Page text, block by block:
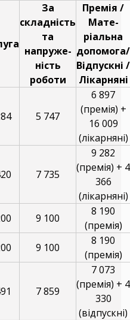
За
складність
та
напруже-
ність
роботи
Премія /
Мате-
ріальна
допомога/
Відпускні /
Лікарняні
5 747
6 897
(премія) +
16 009
(лікарняні)
7 735
9 282
(премія) + 4
366
(лікарняні)
9 100
8 190
(премія)
9 100
8 190
(премія)
7 859
7 073
(премія) + 4
330
(відпускні)